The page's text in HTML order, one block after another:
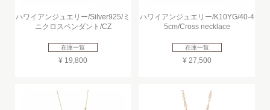
ハワイアンジュエリー/Silver925/ミ
ニクロスペンダント/CZ
在庫一覧
¥ 19,800
ハワイアンジュエリー/K10YG/40-4
5cm/Cross necklace
在庫一覧
¥ 27,500